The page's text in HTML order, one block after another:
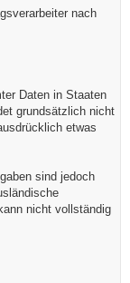
nach
Daten in Staaten
grundsätzlich nicht
etwas
sind jedoch
nicht vollständig